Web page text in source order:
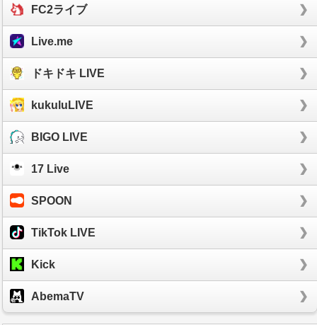
FC2ライブ
Live.me
ドキドキ LIVE
kukuluLIVE
BIGO LIVE
17 Live
SPOON
TikTok LIVE
Kick
AbemaTV